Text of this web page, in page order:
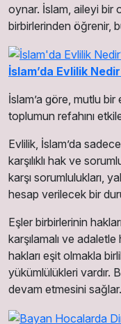
oynar. İslam, aileyi bir
birbirlerinden öğrenir,
İslam’da Evlilik
İslam’a göre, mutlu
toplumun refahını
Evlilik, İslam’da
karşılıklı hak ve
karşı sorumlulukları,
hesap verilecek bir
Eşler birbirlerinin
karşılamalı ve
hakları eşit olmakla
yükümlülükleri vardır.
devam etmesini sağlar.